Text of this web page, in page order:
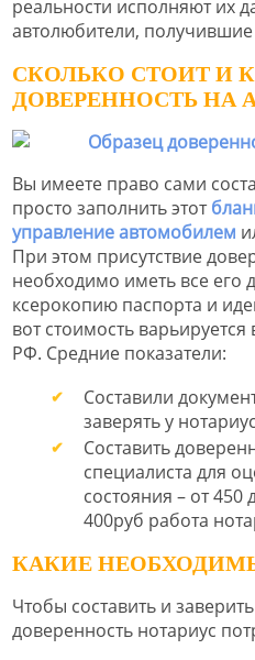
реальности исполняют их
автолюбители,
СКОЛЬКО СТОИТ И
ДОВЕРЕННОСТЬ НА
Вы имеете право сами
просто заполнить этот
управление автомобилем
При этом присутствие
необходимо иметь все его
ксерокопию паспорта и
вот стоимость
РФ. Средние показатели:
Составили
заверять у
Составить
специалиста для
состояния – от
400руб работа
КАКИЕ
Чтобы составить и
доверенность нотариус